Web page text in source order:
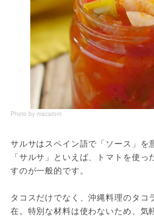
Photo by macaroni
サルサはスペイン語で「ソース」を
「サルサ」といえば、トマトを使
すのが一般的です。
タコスだけでなく、沖縄料理のタコ
在。特別な材料は使わないため、気